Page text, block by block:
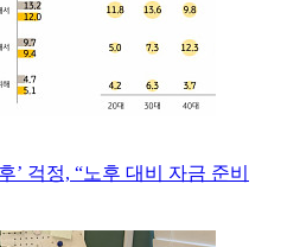
’ 걱정, “노후 대비 자금 준비